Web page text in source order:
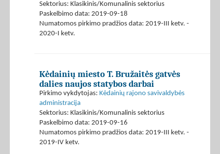
Sektorius: Klasikinis/Komunalinis sektorius
Paskelbimo data: 2019-09-18
Numatomos pirkimo pradžios data: 2019-III ketv. -
2020-I ketv.
Kėdainių miesto T. Bružaitės gatvės
dalies naujos statybos darbai
Pirkimo vykdytojas: Kėdainių rajono savivaldybės
administracija
Sektorius: Klasikinis/Komunalinis sektorius
Paskelbimo data: 2019-09-16
Numatomos pirkimo pradžios data: 2019-III ketv. -
2019-IV ketv.